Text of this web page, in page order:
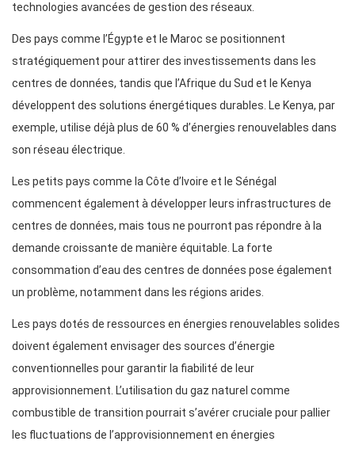
technologies avancées de gestion des réseaux.
Des pays comme l’Égypte et le Maroc se positionnent
stratégiquement pour attirer des investissements dans les
centres de données, tandis que l’Afrique du Sud et le Kenya
développent des solutions énergétiques durables. Le Kenya, par
exemple, utilise déjà plus de 60 % d’énergies renouvelables dans
son réseau électrique.
Les petits pays comme la Côte d’Ivoire et le Sénégal
commencent également à développer leurs infrastructures de
centres de données, mais tous ne pourront pas répondre à la
demande croissante de manière équitable. La forte
consommation d’eau des centres de données pose également
un problème, notamment dans les régions arides.
Les pays dotés de ressources en énergies renouvelables solides
doivent également envisager des sources d’énergie
conventionnelles pour garantir la fiabilité de leur
approvisionnement. L’utilisation du gaz naturel comme
combustible de transition pourrait s’avérer cruciale pour pallier
les fluctuations de l’approvisionnement en énergies